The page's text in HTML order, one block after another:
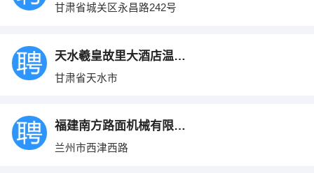
甘肃省城关区永昌路242号
天水羲皇故里大酒店温州海鲜楼
甘肃省天水市
福建南方路面机械有限公司驻兰州办事处
兰州市西津西路